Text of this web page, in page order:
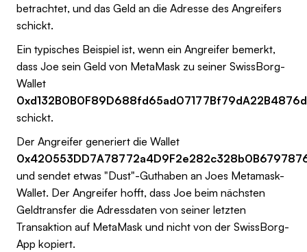
betrachtet, und das Geld an die Adresse des Angreifers
schickt.
Ein typisches Beispiel ist, wenn ein Angreifer bemerkt,
dass Joe sein Geld von MetaMask zu seiner SwissBorg-
Wallet
0xd132B0B0F89D688fd65ad07177Bf79dA22B4876d
schickt.
Der Angreifer generiert die Wallet
und sendet etwas "Dust"-Guthaben an Joes Metamask-
Wallet. Der Angreifer hofft, dass Joe beim nächsten
Geldtransfer die Adressdaten von seiner letzten
Transaktion auf MetaMask und nicht von der SwissBorg-
App kopiert.